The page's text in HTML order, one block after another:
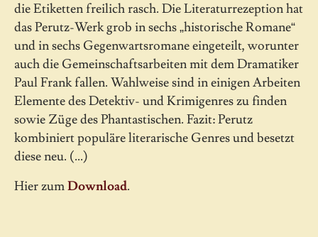
die Etiketten freilich rasch. Die Literaturrezeption hat
das Perutz-Werk grob in sechs „historische Romane“
und in sechs Gegenwartsromane eingeteilt, worunter
auch die Gemeinschaftsarbeiten mit dem Dramatiker
Paul Frank fallen. Wahlweise sind in einigen Arbeiten
Elemente des Detektiv- und Krimigenres zu finden
sowie Züge des Phantastischen. Fazit: Perutz
kombiniert populäre literarische Genres und besetzt
diese neu. (...)
Hier zumDownload.